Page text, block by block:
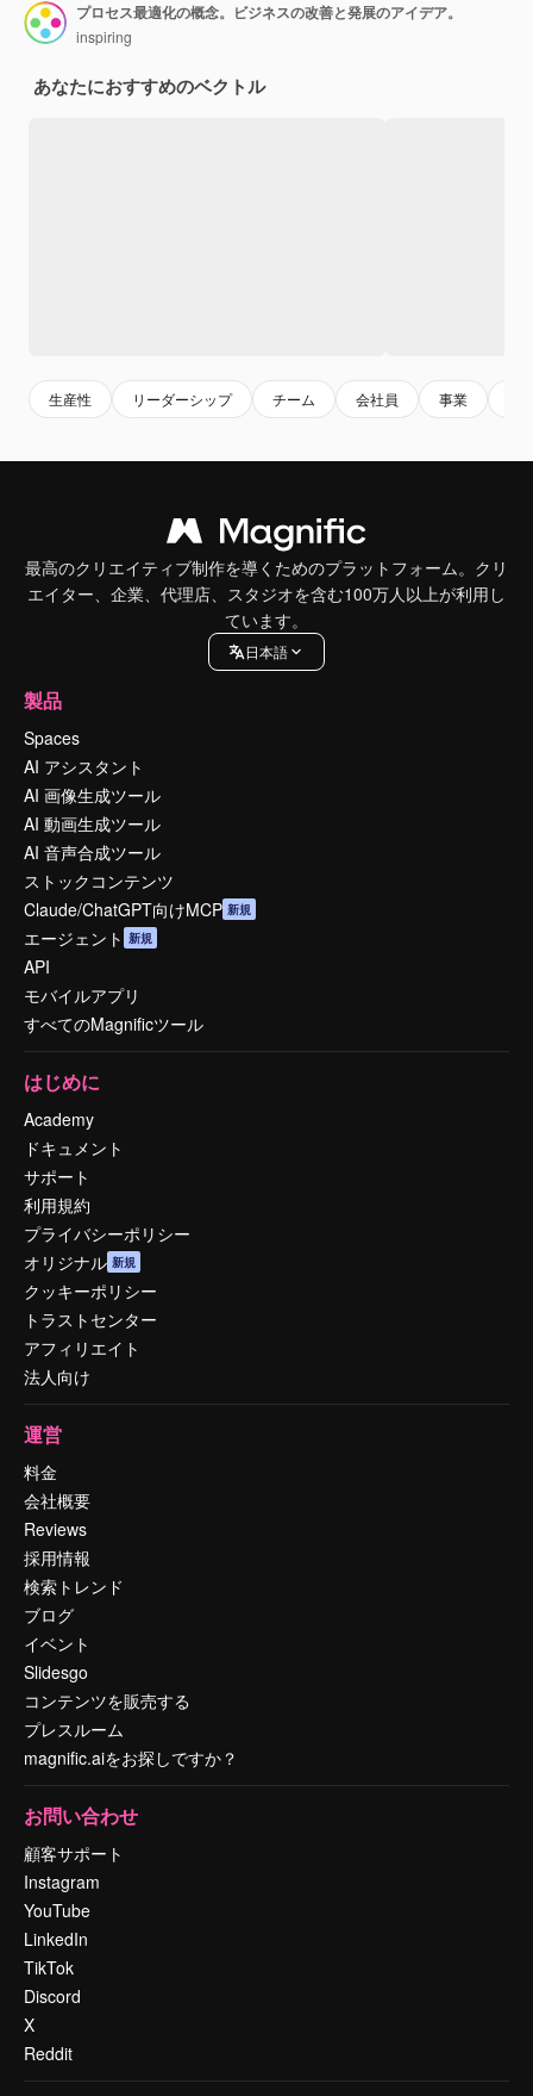
プロセス最適化の概念。ビジネスの改善と発展のアイデア。
inspiring
あなたにおすすめのベクトル
生産性 リーダーシップ チーム 会社員 事業
最高のクリエイティブ制作を導くためのプラットフォーム。クリ
エイター、企業、代理店、スタジオを含む100万人以上が利用し
ています。
日本語
製品
Spaces
AI アシスタント
AI 画像生成ツール
AI 動画生成ツール
AI 音声合成ツール
ストックコンテンツ
Claude/ChatGPT向けMCP 新規
エージェント 新規
API
モバイルアプリ
すべてのMagnificツール
はじめに
Academy
ドキュメント
サポート
利用規約
プライバシーポリシー
オリジナル 新規
クッキーポリシー
トラストセンター
アフィリエイト
法人向け
運営
料金
会社概要
Reviews
採用情報
検索トレンド
ブログ
イベント
Slidesgo
コンテンツを販売する
プレスルーム
magnific.aiをお探しですか？
お問い合わせ
顧客サポート
Instagram
YouTube
LinkedIn
TikTok
Discord
X
Reddit